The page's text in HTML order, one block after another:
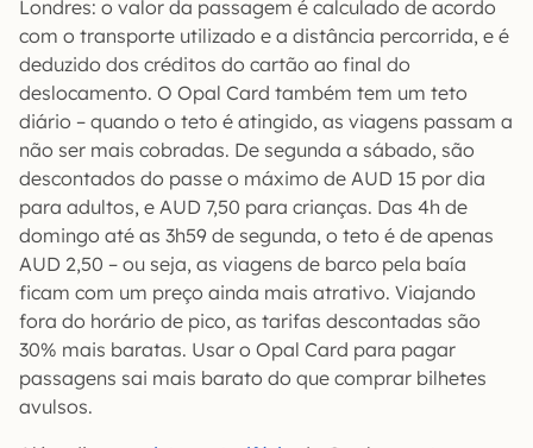
Londres: o valor da passagem é calculado de acordo
com o transporte utilizado e a distância percorrida, e é
deduzido dos créditos do cartão ao final do
deslocamento. O Opal Card também tem um teto
diário – quando o teto é atingido, as viagens passam a
não ser mais cobradas. De segunda a sábado, são
descontados do passe o máximo de AUD 15 por dia
para adultos, e AUD 7,50 para crianças. Das 4h de
domingo até as 3h59 de segunda, o teto é de apenas
AUD 2,50 – ou seja, as viagens de barco pela baía
ficam com um preço ainda mais atrativo. Viajando
fora do horário de pico, as tarifas descontadas são
30% mais baratas. Usar o Opal Card para pagar
passagens sai mais barato do que comprar bilhetes
avulsos.